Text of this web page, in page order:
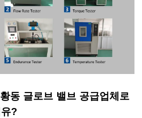
동 글로브 밸브 공급업체로
?